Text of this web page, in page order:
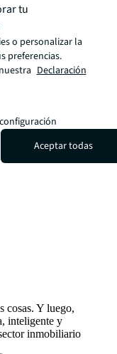
cosas. Y luego,
inteligente y
inmobiliario
tu
o personalizar la
preferencias.
Declaración
Aceptar todas